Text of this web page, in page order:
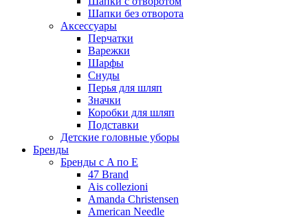
Шапки без отворота
Аксессуары
Перчатки
Варежки
Шарфы
Снуды
Перья для шляп
Значки
Коробки для шляп
Подставки
Детские головные уборы
Бренды
Бренды с A по E
47 Brand
Ais collezioni
Amanda Christensen
American Needle